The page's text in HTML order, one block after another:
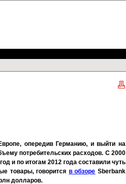
опередив Германию, и выйти на
потребительских расходов. С 2000
и по итогам 2012 года составили чуть
товары, говорится в обзоре Sberbank
долларов.